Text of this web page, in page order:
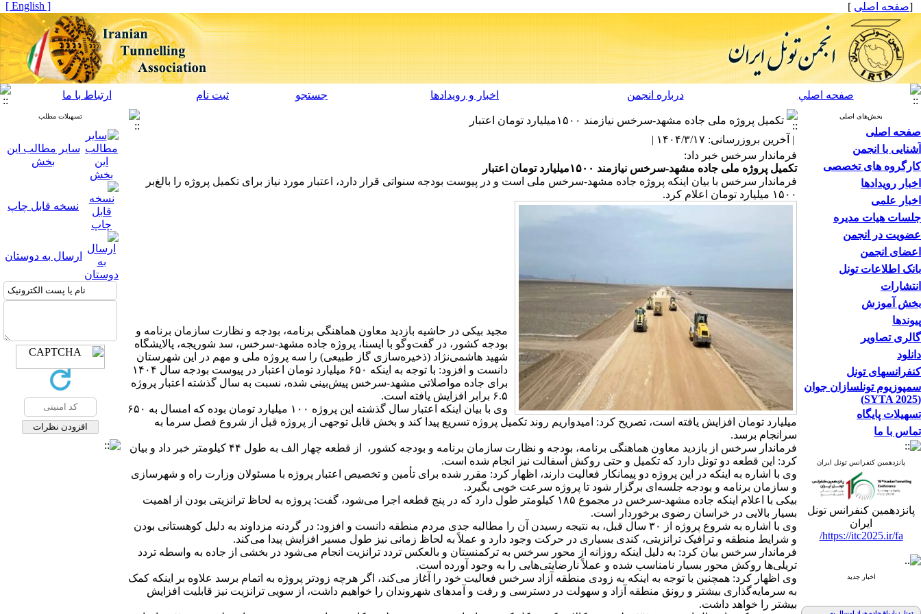
[صفحه اصلی ]
[ English ]
صفحه اصلي درباره انجمن اخبار و رویدادها جستجو ثبت نام ارتباط با ما
بخش‌های اصلی
صفحه اصلی
آشنایی با انجمن
کارگروه های تخصصی
اخبار رویدادها
اخبار علمی
جلسات هیات مدیره
عضویت در انجمن
اعضای انجمن
بانک اطلاعات تونل
انتشارات
بخش آموزش
پیوندها
گالری تصاویر
دانلود
کنفرانسهای تونل
سمپوزیوم تونلسازان جوان
(SYTA 2025)
تسهیلات پایگاه
تماس با ما
پانزدهمین کنفرانس تونل ایران
پانزدهمین کنفرانس تونل
ایران
https://itc2025.ir/fa/
اخبار جدید
تونل زیارباغ جاده هراز امسال به
تکمیل پروژه ملی جاده مشهد-سرخس نیازمند ۱۵۰۰میلیارد تومان اعتبار
| آخرین بروزرسانی: ۱۴۰۴/۳/۱۷ |
فرماندار سرخس خبر داد:
تکمیل پروژه ملی جاده مشهد-سرخس نیازمند ۱۵۰۰میلیارد تومان اعتبار
فرماندار سرخس با بیان اینکه پروژه جاده مشهد-سرخس ملی است و در پیوست بودجه سنواتی قرار دارد، اعتبار مورد نیاز برای تکمیل پروژه را بالغ‌بر
۱۵۰۰ میلیارد تومان اعلام کرد.
مجید بیکی در حاشیه بازدید معاون هماهنگی برنامه، بودجه و نظارت سازمان برنامه و
بودجه کشور، در گفت‌وگو با ایسنا، پروژه جاده مشهد-سرخس، سد شوریجه، پالایشگاه
شهید هاشمی‌نژاد (ذخیره‌سازی گاز طبیعی) را سه پروژه ملی و مهم در این شهرستان
دانست و افزود: با توجه به اینکه ۶۵۰ میلیارد تومان اعتبار در پیوست بودجه سال ۱۴۰۴
برای جاده مواصلاتی مشهد-سرخس پیش‌بینی شده، نسبت به سال گذشته اعتبار پروژه
۶.۵ برابر افزایش یافته است.
وی با بیان اینکه اعتبار سال گذشته این پروژه ۱۰۰ میلیارد تومان بوده که امسال به ۶۵۰
میلیارد تومان افزایش یافته است، تصریح کرد: امیدواریم روند تکمیل پروژه تسریع پیدا کند و بخش قابل توجهی از پروژه قبل از شروع فصل سرما به
سرانجام برسد.
فرماندار سرخس از بازدید معاون هماهنگی برنامه، بودجه و نظارت سازمان برنامه و بودجه کشور، از قطعه چهار الف به طول ۴۴ کیلومتر خبر داد و بیان
کرد: این قطعه دو تونل دارد که تکمیل و حتی روکش آسفالت نیز انجام شده است.
وی با اشاره به اینکه در این پروژه دو پیمانکار فعالیت دارند، اظهار کرد: مقرر شده برای تأمین و تخصیص اعتبار پروژه با مسئولان وزارت راه و شهرسازی
و سازمان برنامه و بودجه جلسه‌ای برگزار شود تا پروژه سرعت خوبی بگیرد.
بیکی با اعلام اینکه جاده مشهد-سرخس در مجموع ۱۸۵ کیلومتر طول دارد که در پنج قطعه اجرا می‌شود، گفت: پروژه به لحاظ ترانزیتی بودن از اهمیت
بسیار بالایی در خراسان رضوی برخوردار است.
وی با اشاره به شروع پروژه از ۳۰ سال قبل، به نتیجه رسیدن آن را مطالبه جدی مردم منطقه دانست و افزود: در گردنه مزداوند به دلیل کوهستانی بودن
و شرایط منطقه و ترافیک ترانزیتی، کندی بسیاری در حرکت وجود دارد و عملاً به لحاظ زمانی نیز طول مسیر افزایش پیدا می‌کند.
فرماندار سرخس بیان کرد: به دلیل اینکه روزانه از محور سرخس به ترکمنستان و بالعکس تردد ترانزیت انجام می‌شود در بخشی از جاده به واسطه تردد
تریلی‌ها روکش محور بسیار نامناسب شده و عملاً نارضایتی‌هایی را به وجود آورده است.
وی اظهار کرد: همچنین با توجه به اینکه به زودی منطقه آزاد سرخس فعالیت خود را آغاز می‌کند، اگر هرچه زودتر پروژه به اتمام برسد علاوه بر اینکه کمک
به سرمایه‌گذاری بیشتر و رونق منطقه آزاد و سهولت در دسترسی و رفت و آمدهای شهروندان را خواهیم داشت، از سویی ترانزیت نیز قابلیت افزایش
بیشتر را خواهد داشت.
تسهیلات مطلب
سایر مطالب این
بخش
نسخه قابل چاپ
ارسال به دوستان